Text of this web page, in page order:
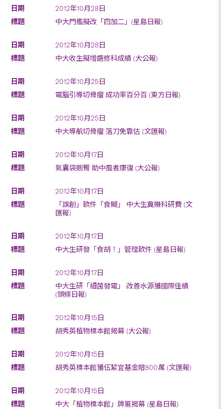
2012年10月28日
中大門檻擬改「四加二」(星島日報)
2012年10月28日
中大收生擬增選修科成績 (大公報)
2012年10月25日
電腦引導切骨瘤 成功率百分百 (東方日報)
2012年10月25日
中大導航切骨瘤 落刀免靠估 (文匯報)
2012年10月17日
氣囊袋捆臀 助中風者康復 (大公報)
2012年10月17日
「誤創」軟件「食糊」 中大生冀賺科研費 (文
匯報)
2012年10月17日
中大生研發「食胡！」管理軟件 (星島日報)
2012年10月17日
中大生研「細菌發電」 改善水源獲國際佳績
(頭條日報)
2012年10月15日
胡秀英植物標本館揭幕 (大公報)
2012年10月15日
胡秀英標本館獲伍絜宜基金贈800萬 (文匯報)
2012年10月15日
中大「植物標本館」牌匾揭幕 (星島日報)